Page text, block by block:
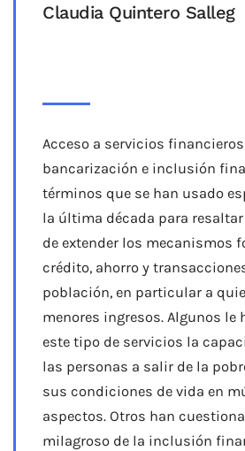
Claudia Quintero Salleg
Acceso a servicios
bancarización e inclusión
términos que se han usado
la última década para
de extender los mecanismos
crédito, ahorro y
población, en particular a
menores ingresos. Algunos le
este tipo de servicios la
las personas a salir de la
sus condiciones de vida en
aspectos. Otros han
milagroso de la inclusión